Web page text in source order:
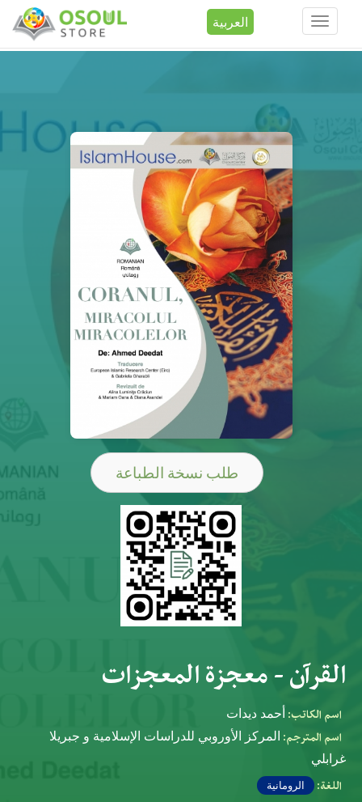
Toggle
العربية
طلب نسخة الطباعة
القرآن - معجزة المعجزات
اسم الكاتب: أحمد ديدات
اسم المترجم: المركز الأوروبي للدراسات الإسلامية و جبريلا
غرابلي
اللغة: الرومانية